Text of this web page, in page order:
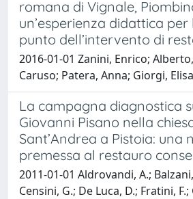
romana di Vignale,
un’esperienza didattica per
punto dell’intervento di
2016-01-01 Zanini, Enrico;
Caruso; Patera, Anna; Giorgi,
La campagna diagnostica
Giovanni Pisano nella
Sant’Andrea a Pistoia: una
premessa al restauro
2011-01-01 Aldrovandi, A.;
Censini, G.; De Luca, D.; Fratini,